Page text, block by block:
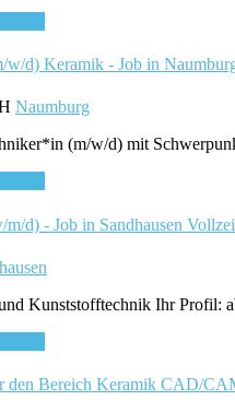
w/d) Keramik - Job in
Naumburg
(m/w/d) mit
d) - Job in Sandhausen
Kunststofftechnik Ihr Profil:
den Bereich Keramik CAD/